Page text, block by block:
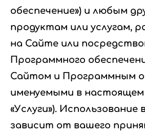
обеспечение») и любым
продуктам или услугам,
на Сайте или
Программного
Сайтом и Программным
именуемыми в
«Услуги»). Использование
зависит от вашего